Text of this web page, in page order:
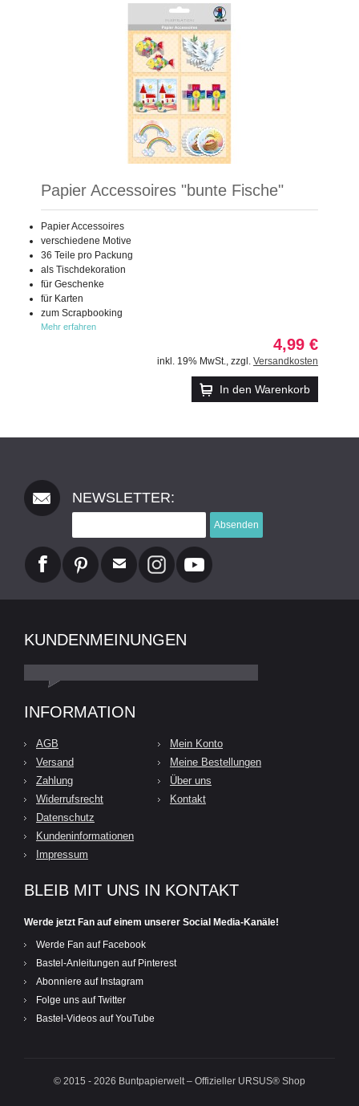
Papier Accessoires "bunte Fische"
Papier Accessoires
verschiedene Motive
36 Teile pro Packung
als Tischdekoration
für Geschenke
für Karten
zum Scrapbooking
Mehr erfahren
4,99 €
inkl. 19% MwSt. zzgl. Versandkosten
In den Warenkorb
NEWSLETTER:
Absenden
KUNDENMEINUNGEN
INFORMATION
AGB
Versand
Zahlung
Widerrufsrecht
Datenschutz
Kundeninformationen
Impressum
Mein Konto
Meine Bestellungen
Über uns
Kontakt
BLEIB MIT UNS IN KONTAKT
Werde jetzt Fan auf einem unserer Social Media-Kanäle!
Werde Fan auf Facebook
Bastel-Anleitungen auf Pinterest
Abonniere auf Instagram
Folge uns auf Twitter
Bastel-Videos auf YouTube
© 2015 - 2026 Buntpapierwelt – Offizieller URSUS® Shop